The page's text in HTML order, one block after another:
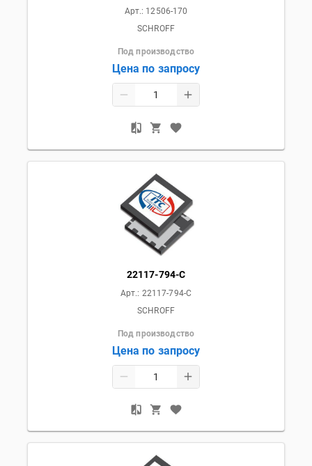
Арт.: 12506-170
SCHROFF
Под производство
Цена по запросу
22117-794-C
Арт.: 22117-794-C
SCHROFF
Под производство
Цена по запросу